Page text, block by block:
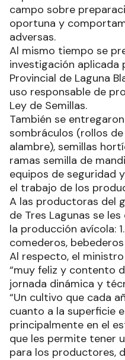
campo sobre
oportuna y
adversas.
Al mismo tiempo se
investigación aplicada
Provincial de Laguna
uso responsable de
Ley de Semillas.
También se
sombráculos (rollos
alambre), semillas
ramas semilla de
equipos de seguridad
el trabajo de los
A las productoras del
de Tres Lagunas se
la producción avícola:
comederos,
Al respecto, el
“muy feliz y contento
jornada dinámica y
“Un cultivo que cada
cuanto a la superficie
principalmente en el
que les permite tener
para los productores,